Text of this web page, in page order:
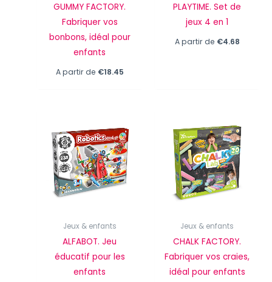
GUMMY FACTORY.
Fabriquer vos
bonbons, idéal pour
enfants
A partir de €18.45
PLAYTIME. Set de
jeux 4 en 1
A partir de €4.68
Jeux & enfants
ALFABOT. Jeu
éducatif pour les
enfants
Jeux & enfants
CHALK FACTORY.
Fabriquer vos craies,
idéal pour enfants